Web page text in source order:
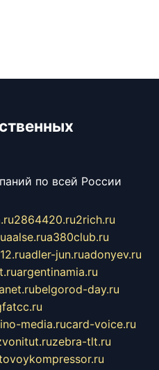
по всей России
2864420.ru2rich.ru
aalse.rua380club.ru
adler-jun.ruadonyev.ru
argentinamia.ru
belgorod-day.ru
media.rucard-voice.ru
zebra-tlt.ru